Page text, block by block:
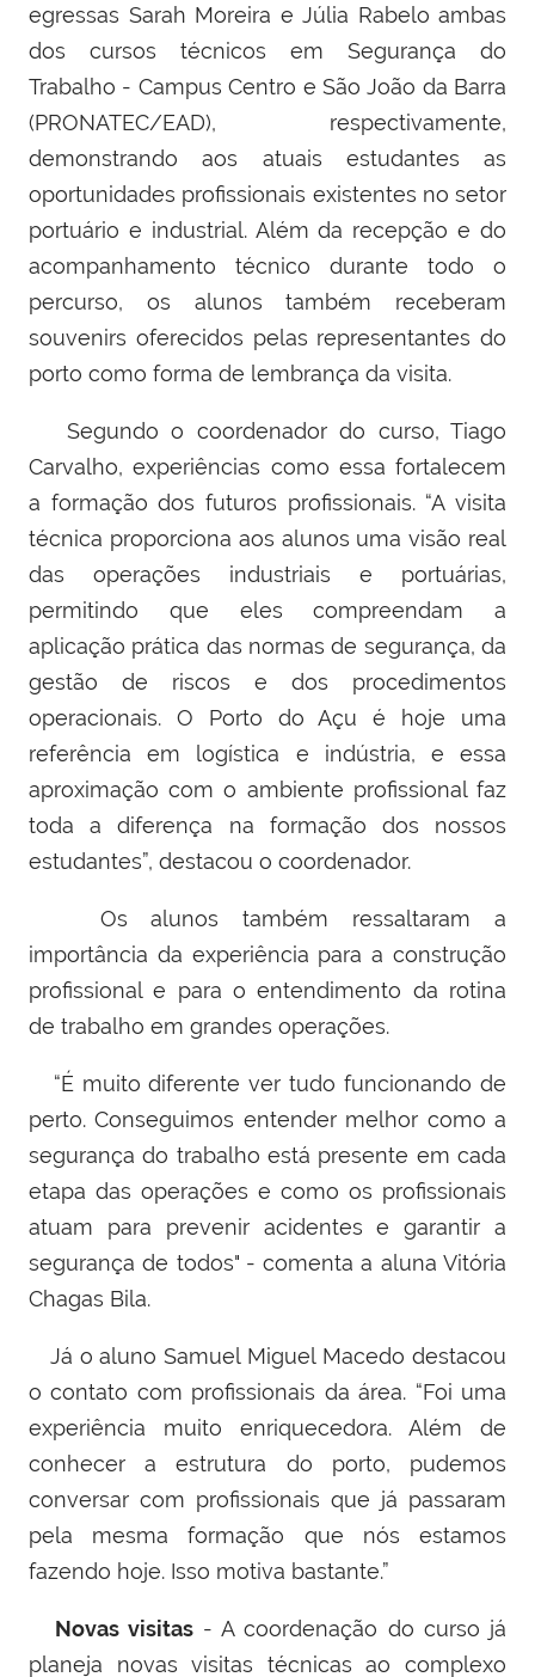
egressas Sarah Moreira e Júlia Rabelo ambas
dos cursos técnicos em Segurança do
Trabalho - Campus Centro e São João da Barra
(PRONATEC/EAD), respectivamente,
demonstrando aos atuais estudantes as
oportunidades profissionais existentes no setor
portuário e industrial. Além da recepção e do
acompanhamento técnico durante todo o
percurso, os alunos também receberam
souvenirs oferecidos pelas representantes do
porto como forma de lembrança da visita.
Segundo o coordenador do curso, Tiago
Carvalho, experiências como essa fortalecem
a formação dos futuros profissionais. “A visita
técnica proporciona aos alunos uma visão real
das operações industriais e portuárias,
permitindo que eles compreendam a
aplicação prática das normas de segurança, da
gestão de riscos e dos procedimentos
operacionais. O Porto do Açu é hoje uma
referência em logística e indústria, e essa
aproximação com o ambiente profissional faz
toda a diferença na formação dos nossos
estudantes”, destacou o coordenador.
Os alunos também ressaltaram a
importância da experiência para a construção
profissional e para o entendimento da rotina
de trabalho em grandes operações.
“É muito diferente ver tudo funcionando de
perto. Conseguimos entender melhor como a
segurança do trabalho está presente em cada
etapa das operações e como os profissionais
atuam para prevenir acidentes e garantir a
segurança de todos" - comenta a aluna Vitória
Chagas Bila.
Já o aluno Samuel Miguel Macedo destacou
o contato com profissionais da área. “Foi uma
experiência muito enriquecedora. Além de
conhecer a estrutura do porto, pudemos
conversar com profissionais que já passaram
pela mesma formação que nós estamos
fazendo hoje. Isso motiva bastante.”
Novas visitas- A coordenação do curso já
planeja novas visitas técnicas ao complexo